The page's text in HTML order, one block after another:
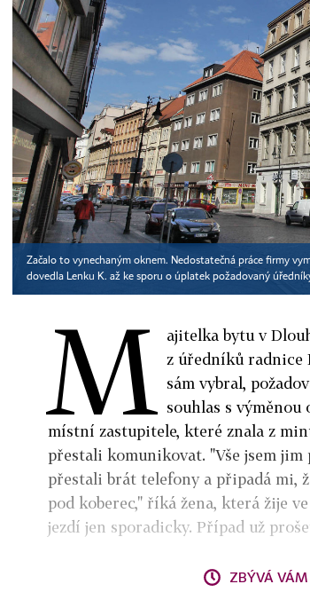
Začalo to vynechaným oknem. Nedostatečná práce firmy
dovedla Lenku K. až ke sporu o úplatek požadovaný
M ajitelka bytu v
z úředníků radnice
sám vybral,
souhlas s výměnou
místní zastupitele, které znala z
přestali komunikovat. "Vše jsem
přestali brát telefony a připadá mi,
pod koberec," říká žena, která žije
jezdí jen sporadicky. Případ už
ZBÝVÁ VÁM